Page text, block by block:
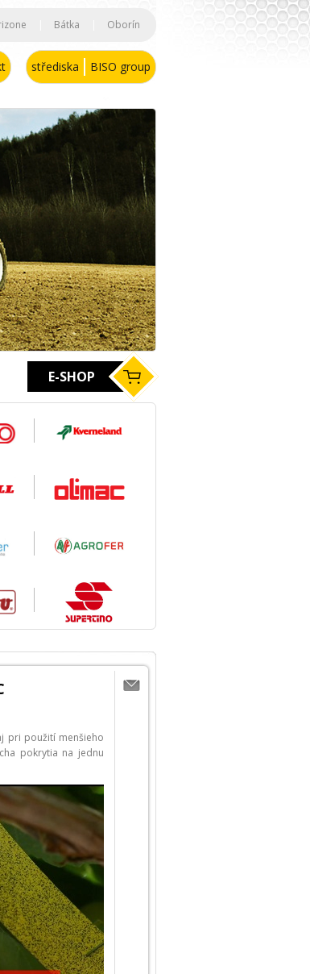
Bátka Oborín
střediska BISO group
E-SHOP
pri použití menšieho
pokrytia na jednu